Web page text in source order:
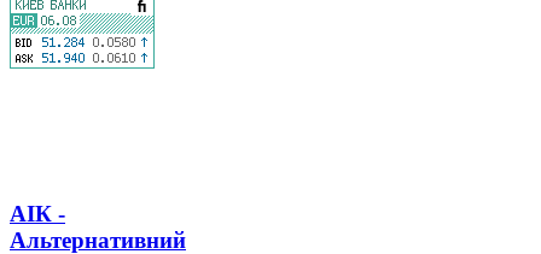
АІК -
Альтернативний